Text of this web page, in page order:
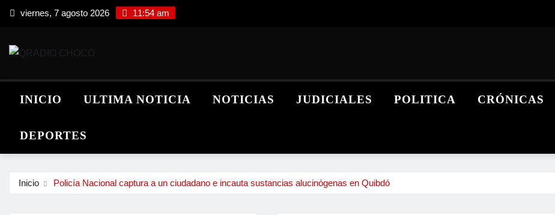
Saltar
viernes, 7 agosto 2026 11:54 am
INICIO ULTIMA NOTICIA NOTICIAS JUDICIALES POLITICA CRÓNICAS
DEPORTES
Inicio Policía Nacional captura a un ciudadano e incauta sustancias alucinógenas en Quibdó